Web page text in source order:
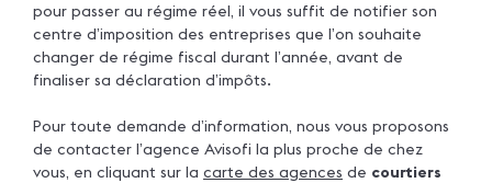
pour passer au régime réel, il vous suffit de notifier son
centre d’imposition des entreprises que l’on souhaite
changer de régime fiscal durant l’année, avant de
finaliser sa déclaration d’impôts.
Pour toute demande d’information, nous vous proposons
de contacter l’agence Avisofi la plus proche de chez
vous, en cliquant sur la carte des agences de courtiers